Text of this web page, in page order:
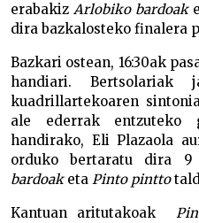
erabakiz Arlobiko bardoak
dira bazkalosteko finalera
Bazkari ostean, 16:30ak
handiari. Bertsolariak
kuadrillartekoaren
ale ederrak entzuteko
handirako, Eli Plazaola
orduko bertaratu dira 9
bardoak eta Pinto pintto
Kantuan aritutakoak